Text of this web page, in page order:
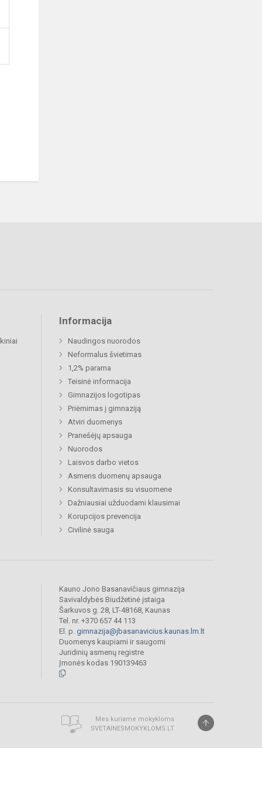
Informacija
Naudingos nuorodos
Neformalus švietimas
1,2% parama
Teisinė informacija
Gimnazijos logotipas
Priėmimas į gimnaziją
Atviri duomenys
Pranešėjų apsauga
Nuorodos
Laisvos darbo vietos
Asmens duomenų apsauga
Konsultavimasis su visuomene
Dažniausiai užduodami klausimai
Korupcijos prevencija
Civilinė sauga
Kauno Jono Basanavičiaus gimnazija
Savivaldybės Biudžetinė įstaiga
Šarkuvos g. 28, LT-48168, Kaunas
Tel. nr. +370 657 44 113
El. p. gimnazija@jbasanavicius.kaunas.lm.lt
Duomenys kaupiami ir saugomi
Juridinių asmenų registre
Įmonės kodas 190139463
Mes kuriame mokykloms
SVETAINESMOKYKLOMS.LT